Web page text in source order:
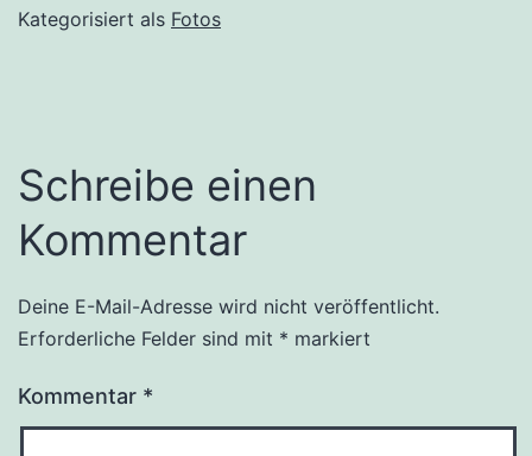
Kategorisiert als Fotos
Schreibe einen
Kommentar
Deine E-Mail-Adresse wird nicht veröffentlicht.
Erforderliche Felder sind mit * markiert
Kommentar *